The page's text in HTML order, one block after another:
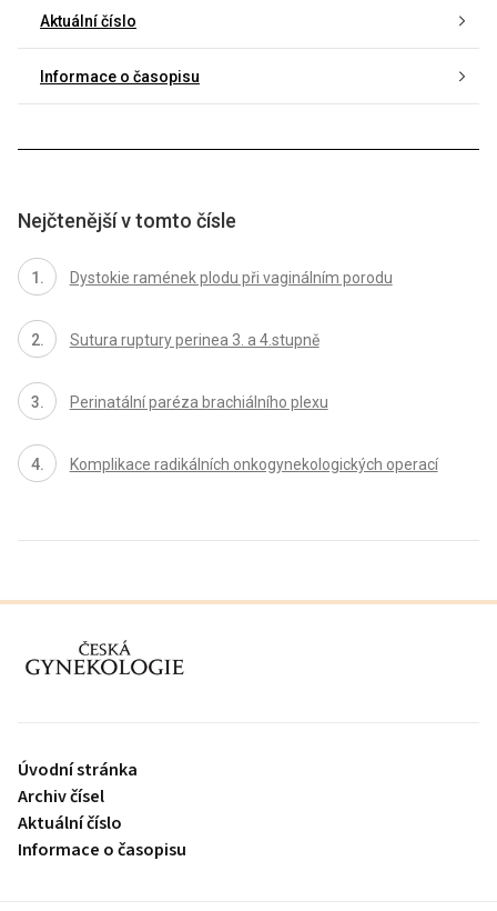
Aktuální číslo
Informace o časopisu
Nejčtenější v tomto čísle
Dystokie ramének plodu při vaginálním porodu
Sutura ruptury perinea 3. a 4.stupně
Perinatální paréza brachiálního plexu
Komplikace radikálních onkogynekologických operací
proLékaře.cz
Úvodní stránka
Archiv čísel
Aktuální číslo
Informace o časopisu